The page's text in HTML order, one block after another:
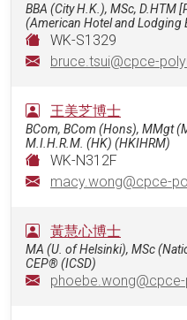
BBA (City H.K.), MSc, D.HTM
(American Hotel and Lodging
WK-S1329
bruce.tsui@cpce-
王美芝博士
BCom, BCom (Hons), MMgt
M.I.H.R.M. (HK) (HKIHRM)
WK-N312F
macy.wong@cpce-
黃慧心博士
MA (U. of Helsinki), MSc
CEP® (ICSD)